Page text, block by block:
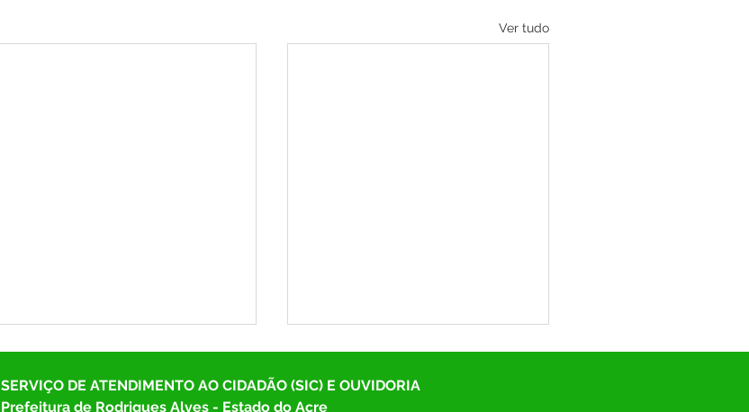
Ver tudo
SERVIÇO DE ATENDIMENTO AO CIDADÃO (SIC) E OUVIDORIA
Prefeitura de Rodrigues Alves - Estado do Acre